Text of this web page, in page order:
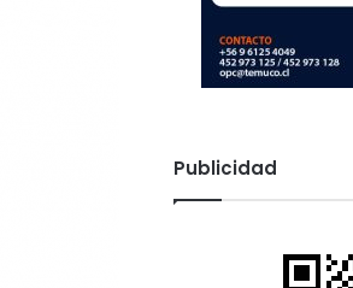
Publicidad